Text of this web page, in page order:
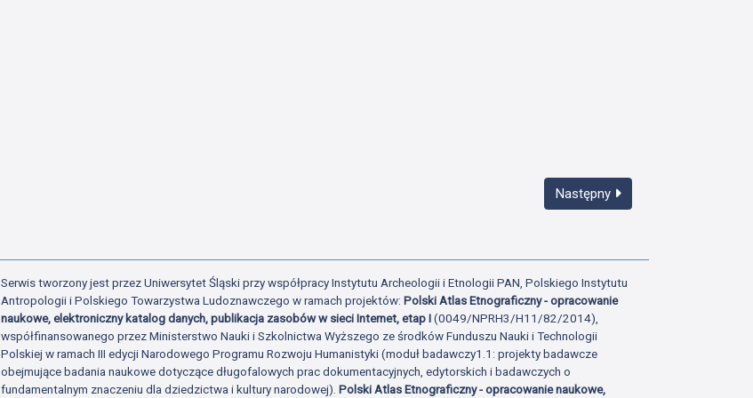
Następny
Serwis tworzony jest przez Uniwersytet Śląski przy współpracy Instytutu Archeologii i Etnologii PAN, Polskiego Instytutu
Antropologii i Polskiego Towarzystwa Ludoznawczego w ramach projektów:Polski Atlas Etnograficzny - opracowanie
naukowe, elektroniczny katalog danych, publikacja zasobów w sieci Internet, etap I(0049/NPRH3/H11/82/2014),
współfinansowanego przez Ministerstwo Nauki i Szkolnictwa Wyższego ze środków Funduszu Nauki i Technologii
Polskiej w ramach III edycji Narodowego Programu Rozwoju Humanistyki (moduł badawczy1.1: projekty badawcze
obejmujące badania naukowe dotyczące długofalowych prac dokumentacyjnych, edytorskich i badawczych o
fundamentalnym znaczeniu dla dziedzictwa i kultury narodowej).Polski Atlas Etnograficzny - opracowanie naukowe,